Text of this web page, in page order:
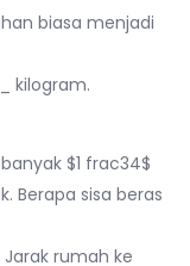
biasa menjadi
kilogram.
$1 frac34$
Berapa sisa beras
rumah ke